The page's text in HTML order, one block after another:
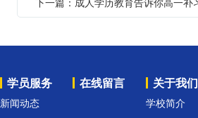
学员服务
新闻动态
在线留言 关于我们
学校简介